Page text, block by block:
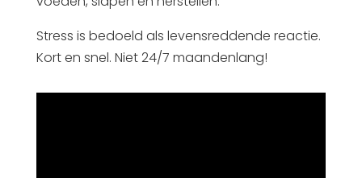
Stress is bedoeld als levensreddende reactie.
Kort en snel. Niet 24/7 maandenlang!